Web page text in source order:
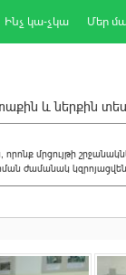
Ինչ կա-չկա Մեր
և ներքին
մրցույթի
ժամանակ